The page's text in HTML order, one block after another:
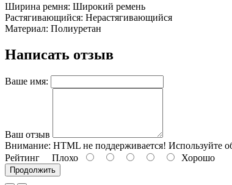
Ширина ремня: Широкий ремень
Растягивающийся: Нерастягивающийся
Материал: Полиуретан
Написать отзыв
Ваше имя:
Ваш отзыв
Внимание: HTML не поддерживается! Используйте
Рейтинг Плохо Хорошо
Продолжить